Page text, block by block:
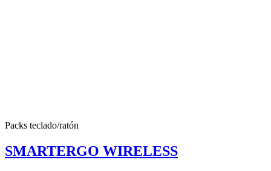
Packs teclado/ratón
SMARTERGO WIRELESS